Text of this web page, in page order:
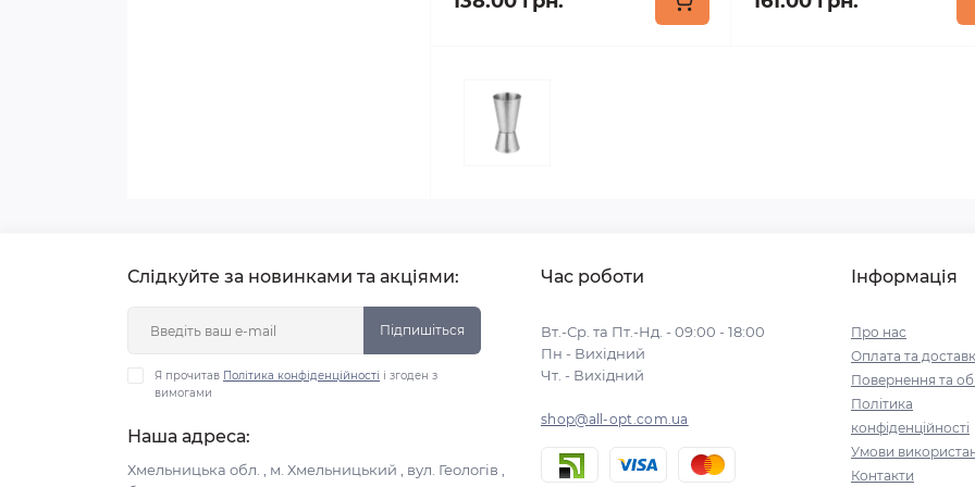
Слідкуйте за новинками та акціями:
Підпишіться
Я прочитав Політика конфіденційності і згоден з
вимогами
Наша адреса:
Хмельницька обл. , м. Хмельницький , вул. Геологів ,
Час роботи
Вт.-Ср. та Пт.-Нд. - 09:00 - 18:00
Пн - Вихідний
Чт. - Вихідний
shop@all-opt.com.ua
Інформація
Про нас
Оплата та
Повернення та
Політика
конфіденційності
Умови
Контакти